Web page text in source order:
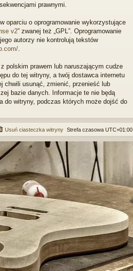
prawnymi.
w oparciu o oprogramowanie wykorzystujące
v2” zwanej też „GPL”. Oprogramowanie
autorzy nie kontrolują tekstów
polskim prawem lub naruszającym cudze
do tej witryny, a twój dostawca internetu
chwili usunąć, zmienić, przenieść lub
bazie danych. Informacje te nie będą
do witryny, podczas których może dojść do
Strefa czasowa UTC+01:00
Usuń ciasteczka witryny